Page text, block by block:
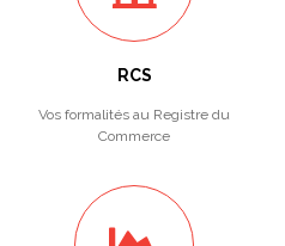
RCS
Vos formalités au Registre du
Commerce